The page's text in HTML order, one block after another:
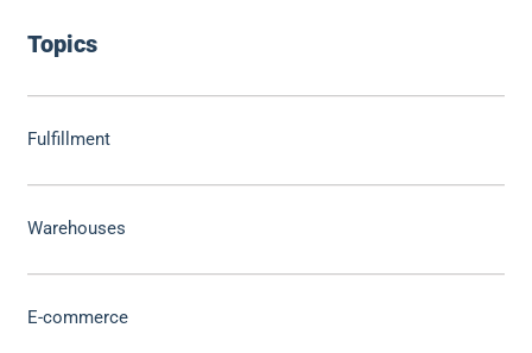
Topics
Fulfillment
Warehouses
E-commerce